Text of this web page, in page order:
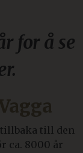
for å se
tillbaka till den
ca. 8000 år